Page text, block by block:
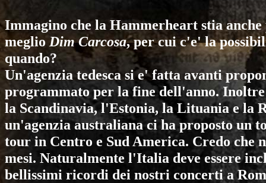
Immagino che la Hammerheart stia
meglioDim Carcosa, per cui c'e' la
quando?
Un'agenzia tedesca si e' fatta avanti
programmato per la fine dell'anno.
la Scandinavia, l'Estonia, la Lituania e la
un'agenzia australiana ci ha proposto un
tour in Centro e Sud America. Credo che
mesi. Naturalmente l'Italia deve essere
bellissimi ricordi dei nostri concerti a